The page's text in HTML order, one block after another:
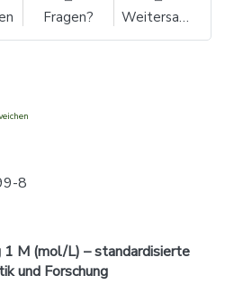
Fragen? Weitersagen
8
M (mol/L) – standardisierte
und Forschung